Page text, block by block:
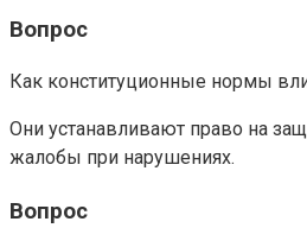
Вопрос
Как конституционные нормы
Они устанавливают право на
жалобы при нарушениях.
Вопрос